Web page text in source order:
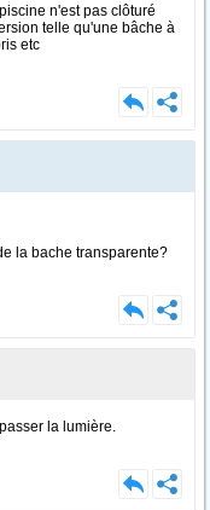
n'est pas clôturé
telle qu'une bâche à
etc
la bache transparente?
la lumière.